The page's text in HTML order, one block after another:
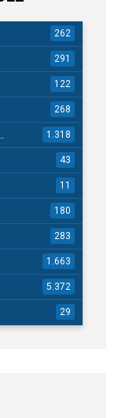
262
291
122
268
1.318
43
11
180
283
1.663
5.372
29